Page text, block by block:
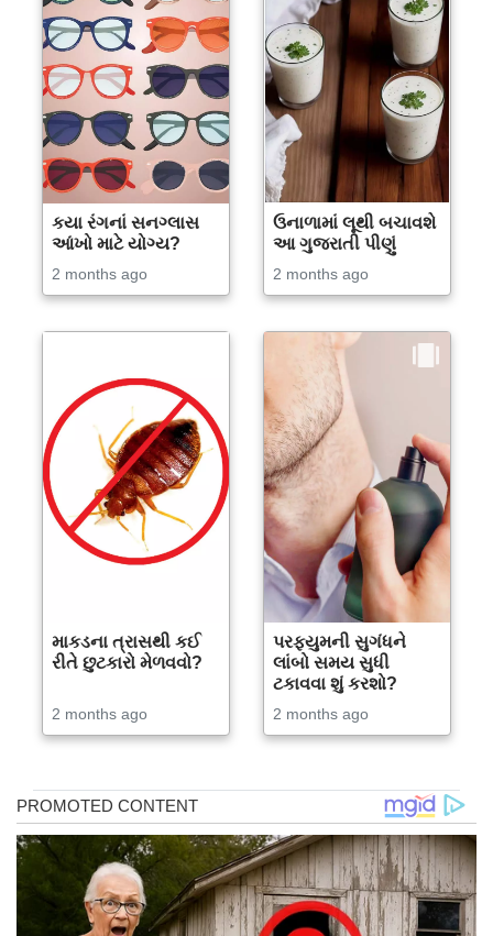
કયા રંગનાં સનગ્લાસ
આંખો માટે યોગ્ય?
2 months ago
ઉનાળામાં લૂથી બચાવશે
આ ગુજરાતી પીણું
2 months ago
માકડના ત્રાસથી કઈ
રીતે છુટકારો મેળવવો?
2 months ago
પરફ્યુમની સુગંધને
લાંબો સમય સુધી
ટકાવવા શું કરશો?
2 months ago